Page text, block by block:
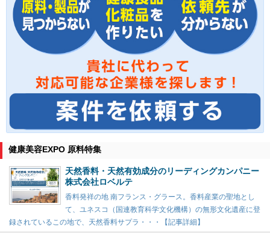
健康美容EXPO 原料特集
天然香料・天然有効成分のリーディングカンパニー
株式会社ロベルテ
香料発祥の地 南フランス・グラース。香料産業の聖地とし
て、ユネスコ（国連教育科学文化機構）の無形文化遺産に登
録されているこの地で、天然香料サプラ・・・【記事詳細】